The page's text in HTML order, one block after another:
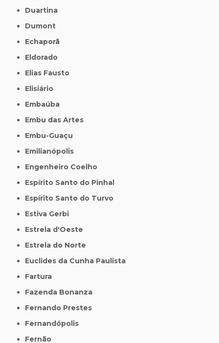
Duartina
Dumont
Echaporã
Eldorado
Elias Fausto
Elisiário
Embaúba
Embu das Artes
Embu-Guaçu
Emilianópolis
Engenheiro Coelho
Espírito Santo do Pinhal
Espírito Santo do Turvo
Estiva Gerbi
Estrela d'Oeste
Estrela do Norte
Euclides da Cunha Paulista
Fartura
Fazenda Bonanza
Fernando Prestes
Fernandópolis
Fernão